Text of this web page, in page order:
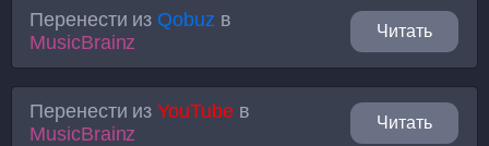
Перенести из Qobuz в
MusicBrainz
Читать
Перенести изYouTubeв
MusicBrainz
Читать